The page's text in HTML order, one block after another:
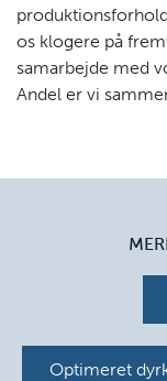
os klogere på
samarbejde med
Andel er vi
Optimeret